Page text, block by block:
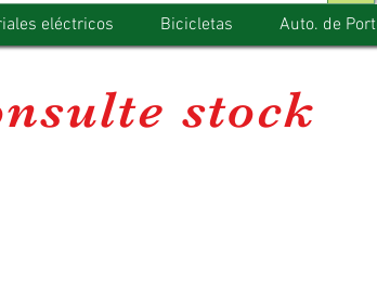
eléctricos Bicicletas Auto. de
stock